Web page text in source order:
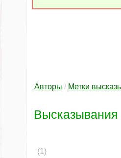
Авторы / Метки
Высказывания
(1)